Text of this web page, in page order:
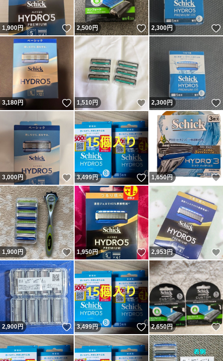
1,900円 いいね！
2,500円 いいね！
2,300円
3,180円 いいね！
1,510円 いいね！
2,300円
3,000円 いいね！
3,499円 いいね！
1,650円
1,900円 いいね！
1,950円 いいね！
2,953円
2,900円 いいね！
3,499円 いいね！
2,650円